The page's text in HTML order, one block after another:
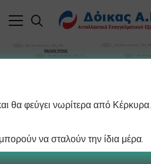
θα φεύγει νωρίτερα από Κέρκυρα.
να σταλούν την ίδια μέρα.